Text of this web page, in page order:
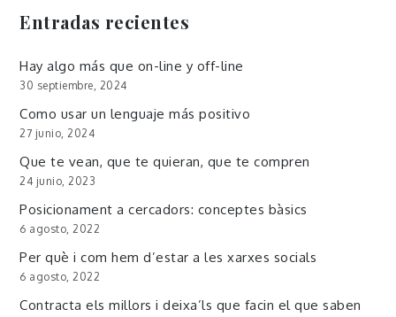
Entradas recientes
Hay algo más que on-line y off-line
30 septiembre, 2024
Como usar un lenguaje más positivo
27 junio, 2024
Que te vean, que te quieran, que te compren
24 junio, 2023
Posicionament a cercadors: conceptes bàsics
6 agosto, 2022
Per què i com hem d’estar a les xarxes socials
6 agosto, 2022
Contracta els millors i deixa’ls que facin el que saben